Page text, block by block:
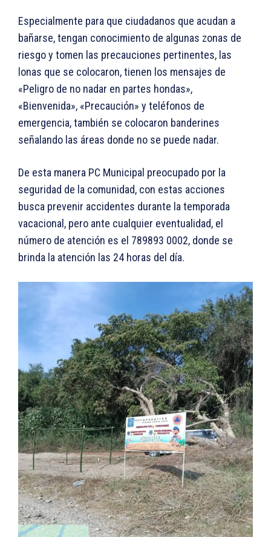
Especialmente para que ciudadanos que acudan a
bañarse, tengan conocimiento de algunas zonas de
riesgo y tomen las precauciones pertinentes, las
lonas que se colocaron, tienen los mensajes de
«Peligro de no nadar en partes hondas»,
«Bienvenida», «Precaución» y teléfonos de
emergencia, también se colocaron banderines
señalando las áreas donde no se puede nadar.
De esta manera PC Municipal preocupado por la
seguridad de la comunidad, con estas acciones
busca prevenir accidentes durante la temporada
vacacional, pero ante cualquier eventualidad, el
número de atención es el 789893 0002, donde se
brinda la atención las 24 horas del día.